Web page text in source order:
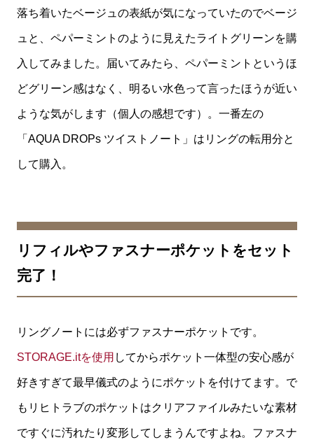
落ち着いたベージュの表紙が気になっていたのでベージ
ュと、ペパーミントのように見えたライトグリーンを購
入してみました。届いてみたら、ペパーミントというほ
どグリーン感はなく、明るい水色って言ったほうが近い
ような気がします（個人の感想です）。一番左の
「AQUA DROPs ツイストノート」はリングの転用分と
して購入。
リフィルやファスナーポケットをセット
完了！
リングノートには必ずファスナーポケットです。
STORAGE.itを使用 してからポケット一体型の安心感が
好きすぎて最早儀式のようにポケットを付けてます。で
もリヒトラブのポケットはクリアファイルみたいな素材
ですぐに汚れたり変形してしまうんですよね。ファスナ